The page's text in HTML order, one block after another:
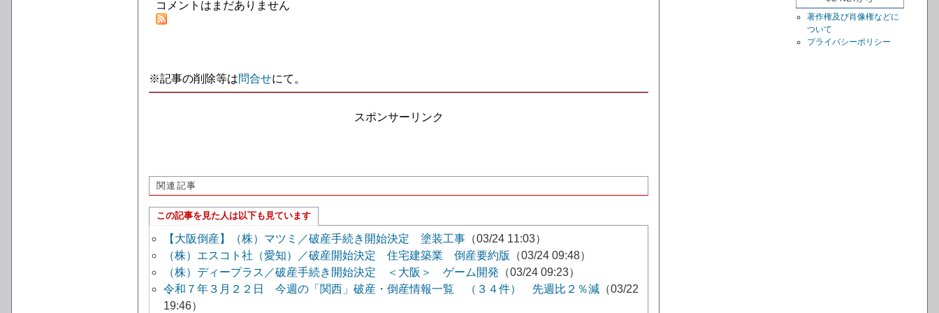
コメントはまだありません
※記事の削除等は問合せにて。
スポンサーリンク
関連記事
この記事を見た人は以下も見ています
【大阪倒産】（株）マツミ／破産手続き開始決定 塗装工事 （03/24 11:03）
（株）エスコト社（愛知）／破産開始決定 住宅建築業 倒産要約版
（03/24 09:48）
（株）ディープラス／破産手続き開始決定 ＜大阪＞ ゲーム開発 （03/24 09:23）
令和７年３月２２日 今週の「関西」破産・倒産情報一覧 （３４件） 先週比２％減 （03/22
19:46）
著作権及び肖像権などに
ついて
プライバシーポリシー